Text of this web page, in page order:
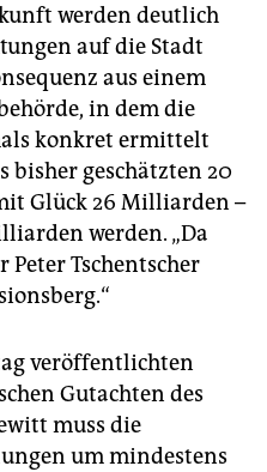
werden deutlich
auf die Stadt
aus einem
in dem die
konkret ermittelt
bisher geschätzten 20
Glück 26 Milliarden –
werden. „Da
Peter Tschentscher
veröffentlichten
Gutachten des
muss die
um mindestens